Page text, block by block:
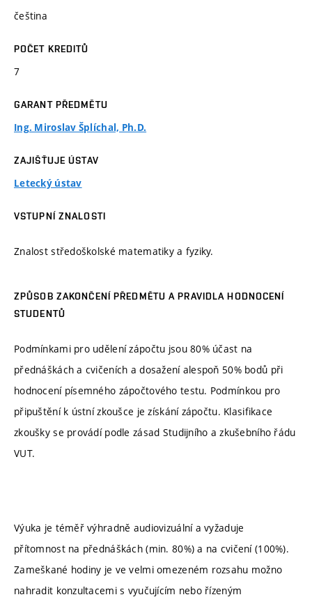
čeština
POČET KREDITŮ
7
GARANT PŘEDMĚTU
Ing. Miroslav Šplíchal, Ph.D.
ZAJIŠŤUJE ÚSTAV
Letecký ústav
VSTUPNÍ ZNALOSTI
Znalost středoškolské matematiky a fyziky.
ZPŮSOB ZAKONČENÍ PŘEDMĚTU A PRAVIDLA HODNOCENÍ
STUDENTŮ
Podmínkami pro udělení zápočtu jsou 80% účast na
přednáškách a cvičeních a dosažení alespoň 50% bodů při
hodnocení písemného zápočtového testu. Podmínkou pro
připuštění k ústní zkoušce je získání zápočtu. Klasifikace
zkoušky se provádí podle zásad Studijního a zkušebního řádu
VUT.
Výuka je téměř výhradně audiovizuální a vyžaduje
přítomnost na přednáškách (min. 80%) a na cvičení (100%).
Zameškané hodiny je ve velmi omezeném rozsahu možno
nahradit konzultacemi s vyučujícím nebo řízeným